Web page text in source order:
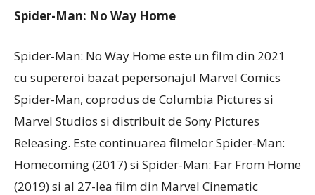
Spider-Man: No Way Home
Spider-Man: No Way Home este un film din 2021
cu supereroi bazat pepersonajul Marvel Comics
Spider-Man, coprodus de Columbia Pictures si
Marvel Studios si distribuit de Sony Pictures
Releasing. Este continuarea filmelor Spider-Man:
Homecoming (2017) si Spider-Man: Far From Home
(2019) si al 27-lea film din Marvel Cinematic